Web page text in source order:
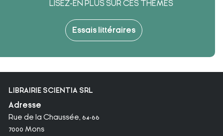
Essais littéraires
LISEZ-EN PLUS SUR CES THÈMES
LIBRAIRIE SCIENTIA SRL
Adresse
Rue de la Chaussée, 64-66
7000 Mons